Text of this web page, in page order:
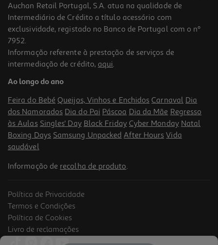
Garrafa Térmica Ac/dc
12.99 €/un
12,99 €
-23%
Auchan Retail Portugal, S.A. atua na qualidade de
Intermediário de Crédito a título acessório com
exclusividade, registado no Banco de Portugal com o nº
7952.
Informação referente à prestação de serviços de
intermediação de crédito, aqui.
Ao longo do ano
Feira do Bebé Queijos, Vinhos e Enchidos Carnaval Dia
dos Namorados Dia do Pai Páscoa Dia da Mãe Regresso
às Aulas Singles' Day Black Friday Cyber Monday Natal
Boxing Days Samsung Unpacked After Hours Vida
saudável
Informação de recolha de produto.
Política de Privacidade
Termos e Condições
Política de Cookies
Livro de reclamações